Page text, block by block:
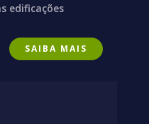
edificações
SAIBA MAIS